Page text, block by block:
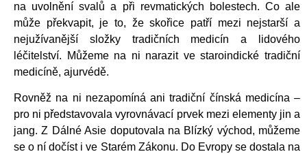
na uvolnění svalů a při revmatických bolestech. Co ale
může překvapit, je to, že skořice patří mezi nejstarší a
nejužívanější složky tradičních medicín a lidového
léčitelství. Můžeme na ni narazit ve staroindické tradiční
medicíně, ajurvédě.
Rovněž na ni nezapomíná ani tradiční čínská medicína –
pro ni představovala vyrovnávací prvek mezi elementy jin a
jang. Z Dálné Asie doputovala na Blízký východ, můžeme
se o ní dočíst i ve Starém Zákonu. Do Evropy se dostala na